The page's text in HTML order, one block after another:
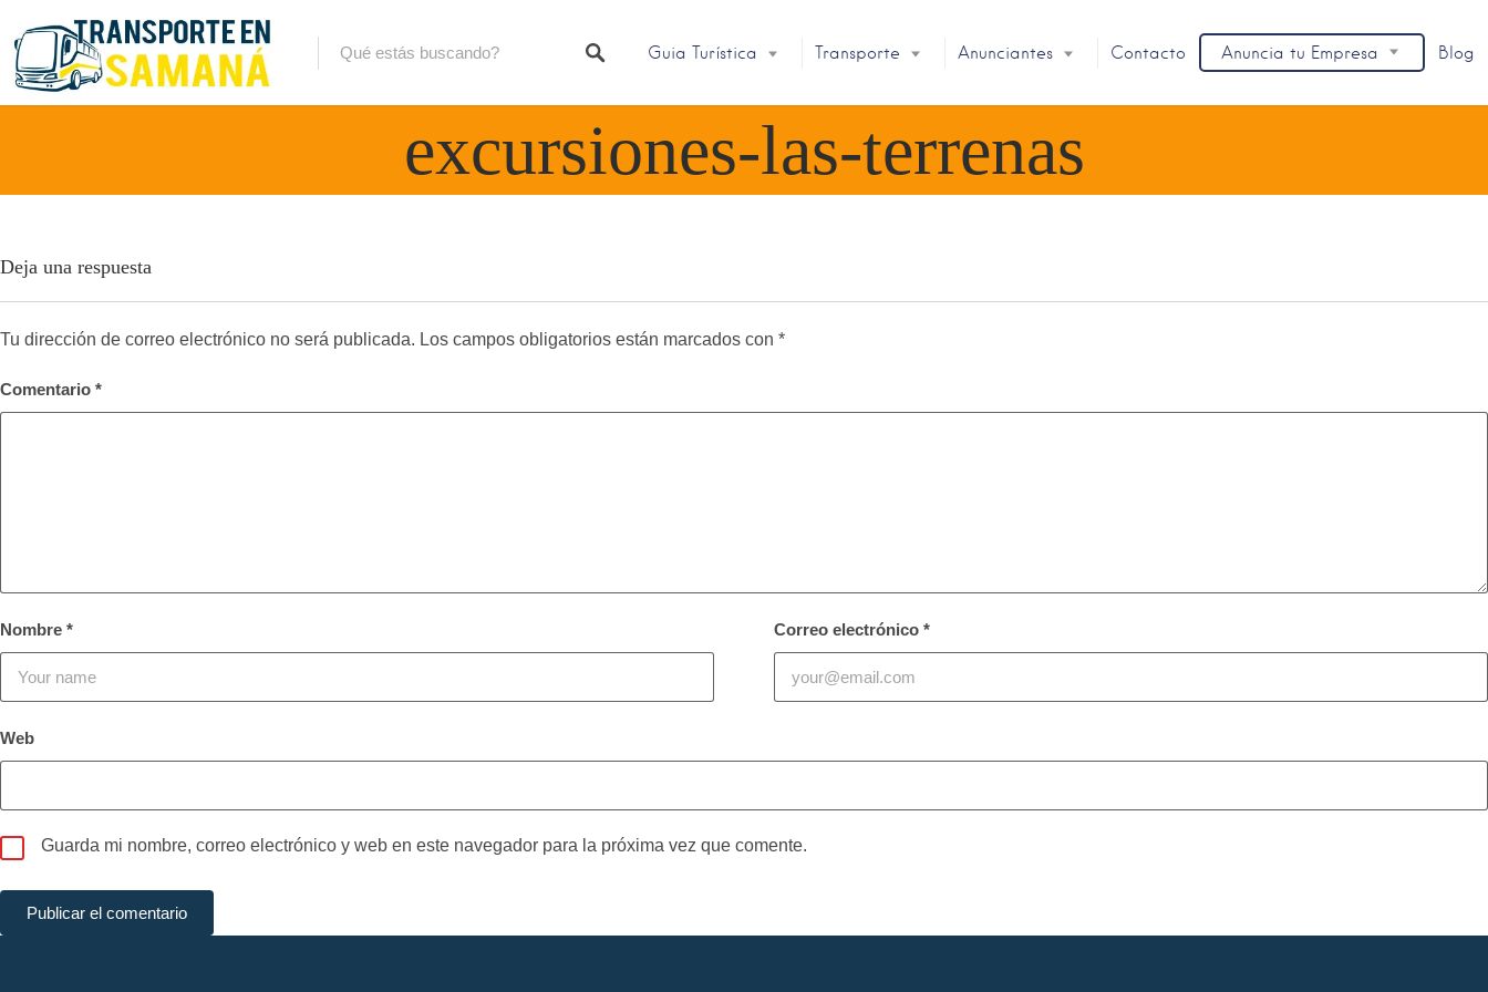
Guia Turística Transporte Anunciantes Contacto Anuncia tu Empresa Blog
excursiones-las-terrenas
Deja una respuesta
Tu dirección de correo electrónico no será publicada. Los campos obligatorios están marcados con *
Comentario *
Nombre * Correo electrónico *
Web
Guarda mi nombre, correo electrónico y web en este navegador para la próxima vez que comente.